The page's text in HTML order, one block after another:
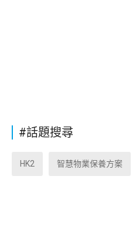
#話題搜尋
HK2 智慧物業保養方案